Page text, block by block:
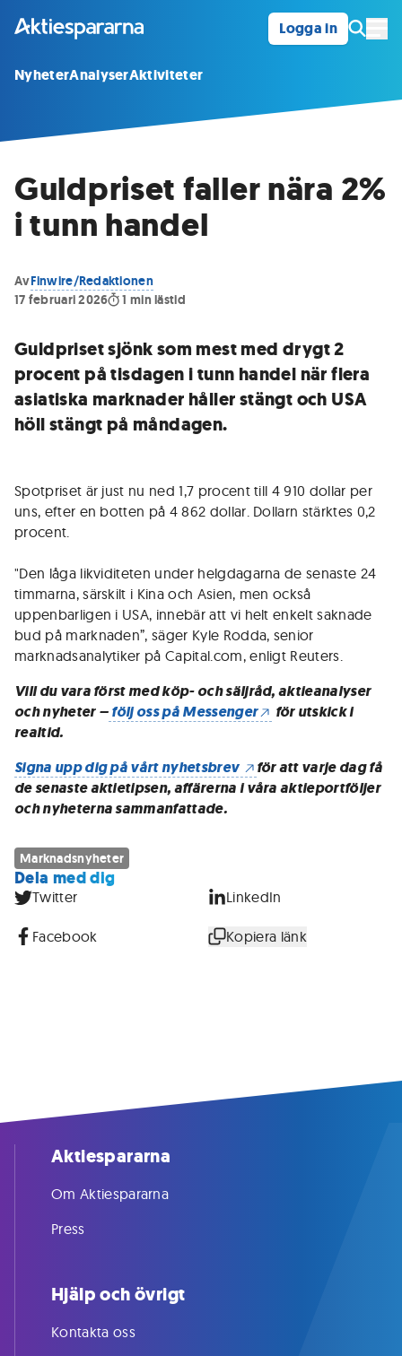
Logga in
NyheterAnalyserAktiviteter
Guldpriset faller nära 2%
i tunn handel
AvFinwire/Redaktionen
17 februari 2026
1 min lästid
Guldpriset sjönk som mest med drygt 2
procent på tisdagen i tunn handel när flera
asiatiska marknader håller stängt och USA
höll stängt på måndagen.
Spotpriset är just nu ned 1,7 procent till 4 910 dollar per
uns, efter en botten på 4 862 dollar. Dollarn stärktes 0,2
procent.
"Den låga likviditeten under helgdagarna de senaste 24
timmarna, särskilt i Kina och Asien, men också
uppenbarligen i USA, innebär att vi helt enkelt saknade
bud på marknaden”, säger Kyle Rodda, senior
marknadsanalytiker på Capital.com, enligt Reuters.
Vill du vara först med köp- och säljråd, aktieanalyser
och nyheter –följ oss på Messenger
för utskick i
realtid.
Signa upp dig på vårt nyhetsbrev
för att varje dag få
de senaste aktietipsen, affärerna i våra aktieportföljer
och nyheterna sammanfattade.
Marknadsnyheter
Dela med dig
Twitter LinkedIn
Facebook Kopiera länk
Aktiespararna
Om Aktiespararna
Press
Hjälp och övrigt
Kontakta oss